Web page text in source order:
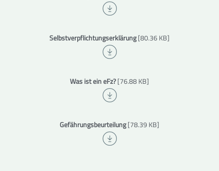
Selbstverpflichtungserklärung[80.36 KB]
Was ist ein eFz?[76.88 KB]
Gefährungsbeurteilung[78.39 KB]